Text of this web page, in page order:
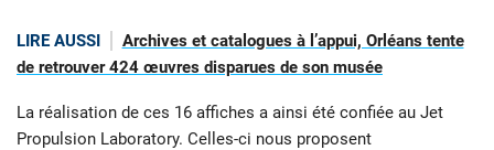
LIRE AUSSI
Archives et catalogues à l’appui, Orléans tente
de retrouver 424 œuvres disparues de son musée
La réalisation de ces 16 affiches a ainsi été confiée au Jet
Propulsion Laboratory. Celles-ci nous proposent